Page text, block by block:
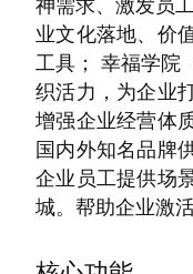
业文化落地、价
工具； 幸福学院
织活力，为企业
增强企业经营体
国内外知名品牌
企业员工提供场
城。帮助企业激